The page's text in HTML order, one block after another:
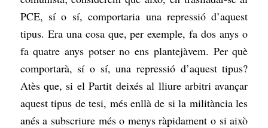
PCE, sí o sí, comportaria una repressió d’aquest
tipus. Era una cosa que, per exemple, fa dos anys o
fa quatre anys potser no ens plantejàvem. Per què
comportarà, sí o sí, una repressió d’aquest tipus?
Atès que, si el Partit deixés al lliure arbitri avançar
aquest tipus de tesi, més enllà de si la militància les
anés a subscriure més o menys ràpidament o si això